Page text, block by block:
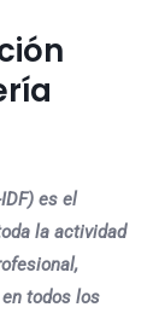
es el
la actividad
todos los